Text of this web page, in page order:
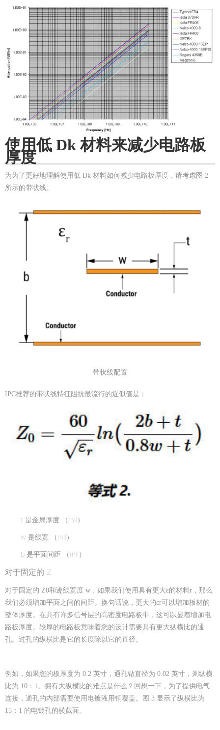
使用低 Dk 材料来减少电路板
厚度
为为了更好地理解使用低 Dk 材料如何减少电路板厚度，请考虑图 2
所示的带状线。
带状线配置
IPC推荐的带状线特征阻抗最流行的近似值是：
t 是金属厚度 （mil）
w 是线宽 （mil）
b 是平面间距 （mil）
对于固定的 Z
对于固定的 Z0和迹线宽度 w，如果我们使用具有更大ε的材料r，那么
我们必须增加平面之间的间距。换句话说，更大的εr可以增加板材的
整体厚度。在具有许多信号层的高密度电路板中，这可以显着增加电
路板厚度。较厚的电路板意味着您的设计需要具有更大纵横比的通
孔。过孔的纵横比是它的长度除以它的直径。
例如，如果您的板厚度为 0.2 英寸，通孔钻直径为 0.02 英寸，则纵横
比为 10：1。拥有大纵横比的难点是什么？回想一下，为了提供电气
连接，通孔的内部需要使用电镀液用铜覆盖。图 3 显示了纵横比为
15：1 的电镀孔的横截面。